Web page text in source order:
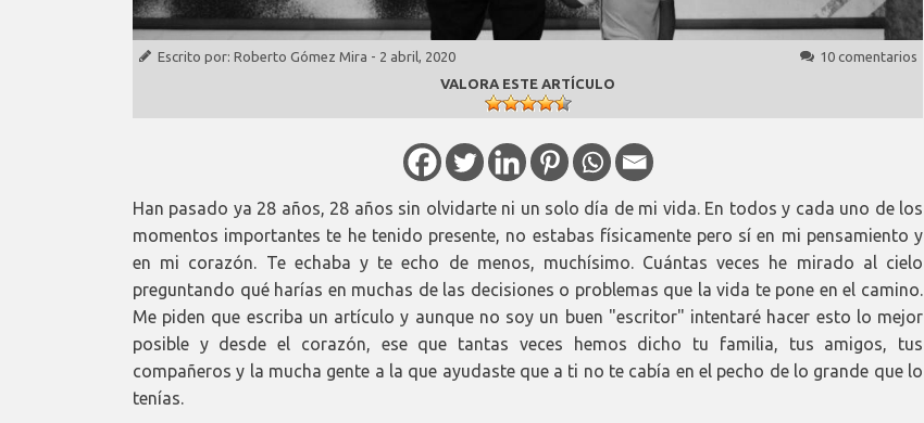
Escrito por: Roberto Gómez Mira - 2 abril, 2020
10 comentarios
VALORA ESTE ARTÍCULO
Han pasado ya 28 años, 28 años sin olvidarte ni un solo día de mi vida. En todos y cada uno de los
momentos importantes te he tenido presente, no estabas físicamente pero sí en mi pensamiento y
en mi corazón. Te echaba y te echo de menos, muchísimo. Cuántas veces he mirado al cielo
preguntando qué harías en muchas de las decisiones o problemas que la vida te pone en el camino.
Me piden que escriba un artículo y aunque no soy un buen "escritor" intentaré hacer esto lo mejor
posible y desde el corazón, ese que tantas veces hemos dicho tu familia, tus amigos, tus
compañeros y la mucha gente a la que ayudaste que a ti no te cabía en el pecho de lo grande que lo
tenías.